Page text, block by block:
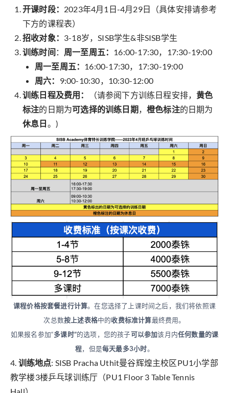
开课时段： 2023年4月1日-4月29日（具体安排请参考
下方的课程表）
招收对象： 3-18岁，SISB学生&非SISB学生
训练时间 ： 周一至周五： 16:00-17:30，17:30-19:00
周一至周五： 16:00-17:30，17:30-19:00
周六： 9:00-10:30，10:30-12:00
训练日程及费用：
（请参阅下方训练日程安排，黄色
标注的日期为可选择的训练日期，橙色标注的日期为
休息日 。)
课程价格按套餐进行计算。在您选择了上课时间之后，我们将依照课
次总数按上述表格中的收费标准计算最终费用。
如果报名参加“多课时”的选项，您的孩子可以参加该月内任何数量的课
程，但是每天最多3小时。
4. 训练地点: SISB Pracha Uthit曼谷辉煌主校区PU1小学部
教学楼3楼乒乓球训练厅（PU1 Floor 3 Table Tennis